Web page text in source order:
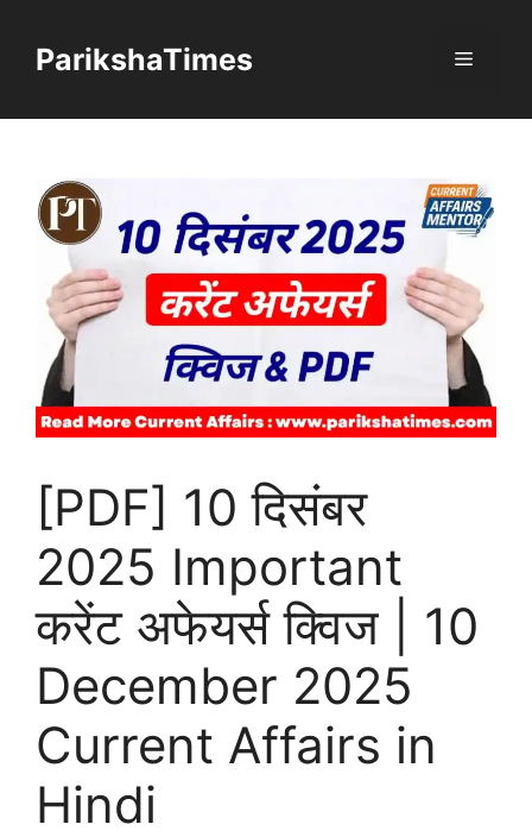
contentParikshaTimes Menu
[PDF] 10 दिसंबर
2025 Important
करेंट अफेयर्स क्विज | 10
December 2025
Current Affairs in
Hindi